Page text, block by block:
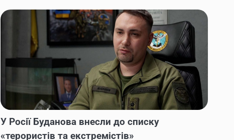
У Росії Буданова внесли до списку
«терористів та екстремістів»